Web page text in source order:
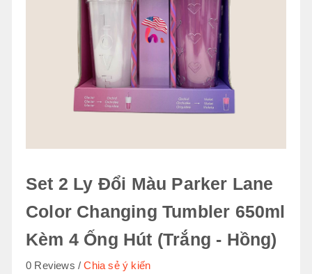
Set 2 Ly Đổi Màu Parker Lane
Color Changing Tumbler 650ml
Kèm 4 Ống Hút (Trắng - Hồng)
0 Reviews Chia sẻ ý kiến